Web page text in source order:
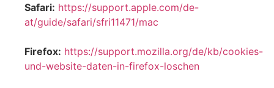
Safari: https://support.apple.com/de-
at/guide/safari/sfri11471/mac
Firefox: https://support.mozilla.org/de/kb/cookies-
und-website-daten-in-firefox-loschen